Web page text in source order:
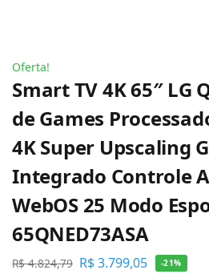
Oferta!
Smart TV 4K 65″ LG
de Games
4K Super Upscaling
Integrado Controle
WebOS 25 Modo
65QNED73ASA
R$4.824,79 R$3.799,05 -21%